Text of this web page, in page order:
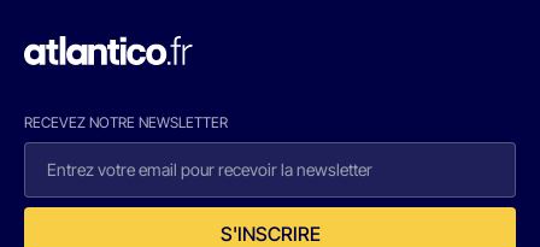
RECEVEZ NOTRE NEWSLETTER
S'INSCRIRE